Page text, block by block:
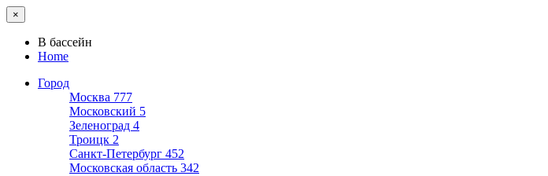
×
В бассейн
Home
Город
Москва 777
Московский 5
Зеленоград 4
Троицк 2
Санкт-Петербург 452
Московская область 342